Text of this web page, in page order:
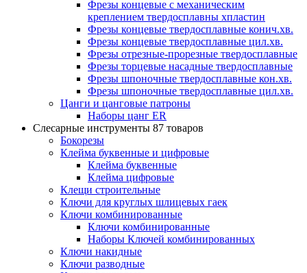
Фрезы концевые с механическим
креплением твердосплавны хпластин
Фрезы концевые твердосплавные конич.хв.
Фрезы концевые твердосплавные цил.хв.
Фрезы отрезные-прорезные твердосплавные
Фрезы торцевые насадные твердосплавные
Фрезы шпоночные твердосплавные кон.хв.
Фрезы шпоночные твердосплавные цил.хв.
Цанги и цанговые патроны
Наборы цанг ER
Слесарные инструменты 87 товаров
Бокорезы
Клейма буквенные и цифровые
Клейма буквенные
Клейма цифровые
Клещи строительные
Ключи для круглых шлицевых гаек
Ключи комбинированные
Ключи комбинированные
Наборы Ключей комбинированных
Ключи накидные
Ключи разводные